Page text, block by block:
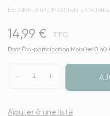
Édredon Jaune Moutarde en Velours
14,99 € TTC
Dont Éco-participation Mobilier 0.40
Ajouter à une liste